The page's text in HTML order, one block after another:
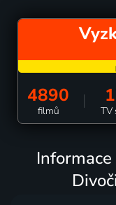
4890
filmů TV